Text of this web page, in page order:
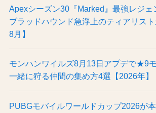
Apexシーズン30『Marked』最強レジェ
ブラッドハウンド急浮上のティアリス
8月】
モンハンワイルズ8月13日アプデで★9
一緒に狩る仲間の集め方4選【2026年】
PUBGモバイルワールドカップ2026が